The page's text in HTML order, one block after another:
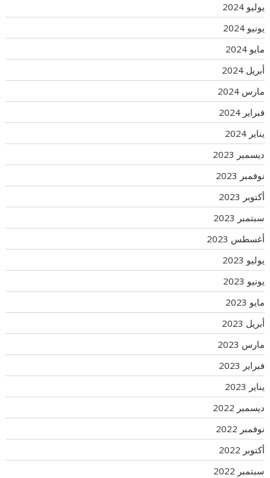
يوليو 2024
يونيو 2024
مايو 2024
أبريل 2024
مارس 2024
فبراير 2024
يناير 2024
ديسمبر 2023
نوفمبر 2023
أكتوبر 2023
سبتمبر 2023
أغسطس 2023
يوليو 2023
يونيو 2023
مايو 2023
أبريل 2023
مارس 2023
فبراير 2023
يناير 2023
ديسمبر 2022
نوفمبر 2022
أكتوبر 2022
سبتمبر 2022